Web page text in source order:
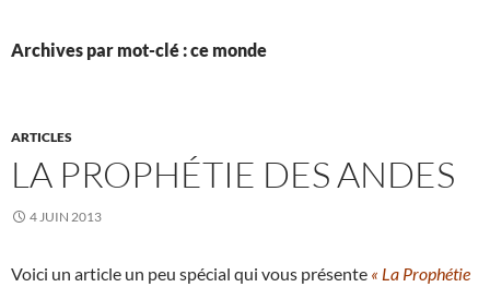
Archives par mot-clé : ce monde
ARTICLES
LA PROPHÉTIE DES ANDES
4 JUIN 2013
Voici un article un peu spécial qui vous présente « La Prophétie